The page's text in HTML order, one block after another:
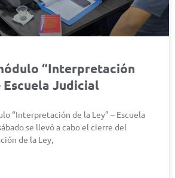
“Interpretación
Escuela Judicial
“Interpretación de la Ley” – Escuela
se llevó a cabo el cierre del
de la Ley,